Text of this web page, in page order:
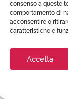
consenso a queste
comportamento di
acconsentire o
caratteristiche e
Accetta
Condizioni
Privacy Policy
Cookie Policy